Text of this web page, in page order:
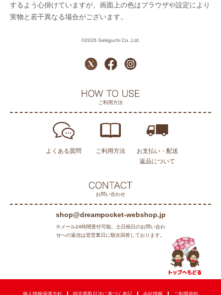
するよう心掛けていますが、画面上の色はブラウザや設定により
実物と若干異なる場合がございます。
©2026 Sekiguchi Co.,Ltd.
お問い合わせ
shop@dreampocket-webshop.jp
※メール24時間受付可能。土日祝日のお問い合わ
せへの返信は翌営業日に順次回答しております。
ご利用方法
よくある質問 ご利用方法
お支払い・配送
返品について
個人情報保護方針 特定商取引法に基づく表記 会社情報 ご利用規約